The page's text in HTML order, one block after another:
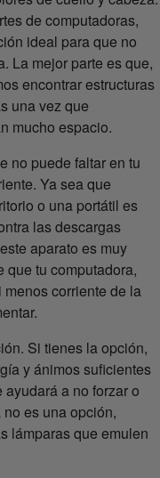
de computadoras,
ideal para que no
La mejor parte es que,
encontrar estructuras
una vez que
mucho espacio.
no puede faltar en tu
Ya sea que
o una portátil es
las descargas
aparato es muy
que tu computadora,
corriente de la
Si tienes la opción,
y ánimos suficientes
a no forzar o
es una opción,
lámparas que emulen